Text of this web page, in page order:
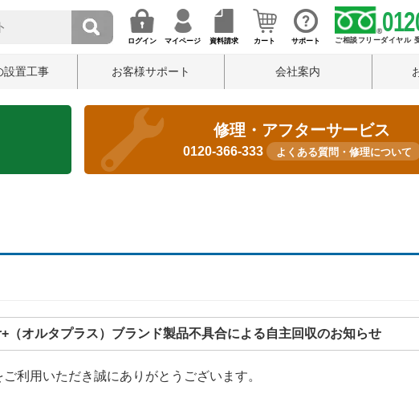
ログイン マイページ 資料請求 カート サポート ご相談フリーダイヤル
設置工事 お客様サポート 会社案内
修理・アフターサービス
0120-366-333 よくある質問・修理について
（オルタプラス）ブランド製品不具合による自主回収のお知らせ
利用いただき誠にありがとうございます。